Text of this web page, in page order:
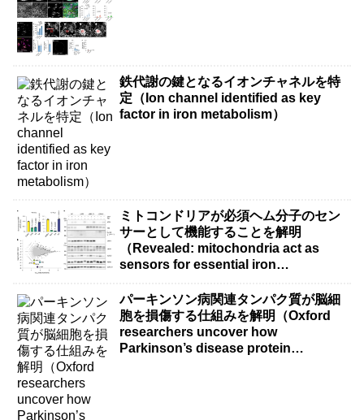
鉄代謝の鍵となるイオンチャネルを特
定（Ion channel identified as key
factor in iron metabolism）
ミトコンドリアが必須ヘム分子のセン
サーとして機能することを解明
（Revealed: mitochondria act as
sensors for essential iron
パーキンソン病関連タンパク質が脳細
胞を損傷する仕組みを解明（Oxford
researchers uncover how
Parkinson’s disease protein